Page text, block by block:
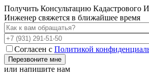
Получить Консультацию Кадастрового
Инженер свяжется в ближайшее время
Согласен с Политикой
или напишите нам